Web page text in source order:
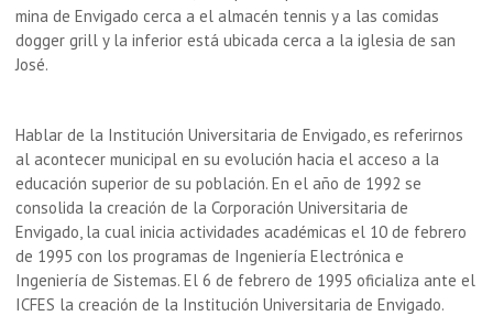
mina de Envigado cerca a el almacén tennis y a las comidas
dogger grill y la inferior está ubicada cerca a la iglesia de san
José.
Hablar de la Institución Universitaria de Envigado, es referirnos
al acontecer municipal en su evolución hacia el acceso a la
educación superior de su población. En el año de 1992 se
consolida la creación de la Corporación Universitaria de
Envigado, la cual inicia actividades académicas el 10 de febrero
de 1995 con los programas de Ingeniería Electrónica e
Ingeniería de Sistemas. El 6 de febrero de 1995 oficializa ante el
ICFES la creación de la Institución Universitaria de Envigado.